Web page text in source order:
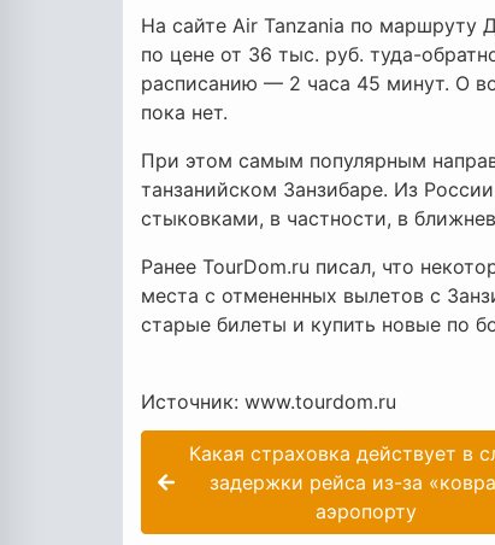
На сайте Air Tanzania по маршруту
по цене от 36 тыс. руб. туда-
расписанию — 2 часа 45 минут. О
пока нет.
При этом самым популярным
танзанийском Занзибаре. Из
стыковками, в частности, в
Ранее TourDom.ru писал, что
места с отмененных вылетов с
старые билеты и купить новые по
Источник: www.tourdom.ru
Какая страховка действует в
задержки рейса из-за
аэропорту